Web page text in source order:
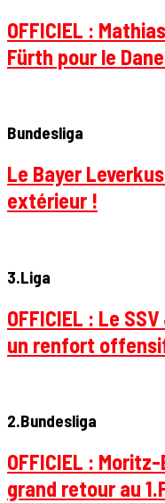
OFFICIEL :
Fürth pour le
Bundesliga
Le Bayer
extérieur !
3.Liga
OFFICIEL : Le
un renfort
2.Bundesliga
OFFICIEL :
grand retour au